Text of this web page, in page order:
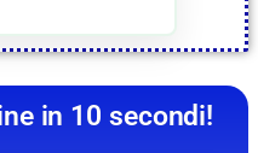
in 10 secondi!